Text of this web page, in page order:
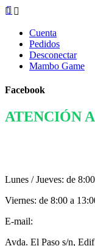
 
Cuenta
Pedidos
Desconectar
Mambo Game
Facebook
ATENCIÓN
Lunes / Jueves: de
Viernes: de 8:00 a
E-mail:
Avda. El Paso s/n,
